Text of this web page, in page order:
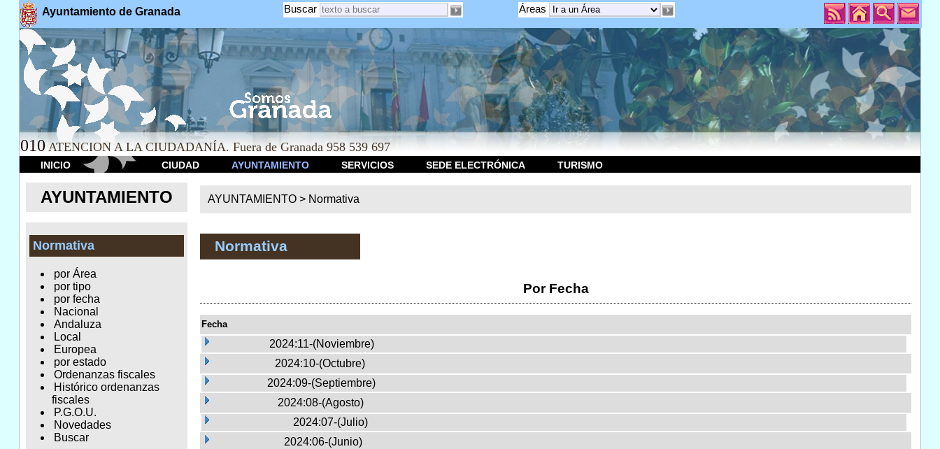
Ayuntamiento de Granada Áreas
Buscar
010 ATENCION A LA CIUDADANÍA. Fuera de Granada 958 539 697
INICIO CIUDAD AYUNTAMIENTO SERVICIOS SEDE ELECTRÓNICA TURISMO
AYUNTAMIENTO
Normativa
por Área
por tipo
por fecha
Nacional
Andaluza
Local
Europea
por estado
Ordenanzas fiscales
Histórico ordenanzas
fiscales
P.G.O.U.
Novedades
Buscar
AYUNTAMIENTO > Normativa
Normativa
Por Fecha
Fecha
2024:11-(Noviembre)
2024:10-(Octubre)
2024:09-(Septiembre)
2024:08-(Agosto)
2024:07-(Julio)
2024:06-(Junio)